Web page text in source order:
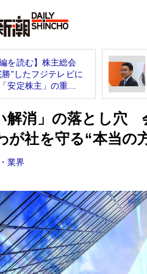
編を読む】株主総会
勝”したフジテレビに
安定株主」の重...
解消」の落とし穴
が社を守る“本当の
業界